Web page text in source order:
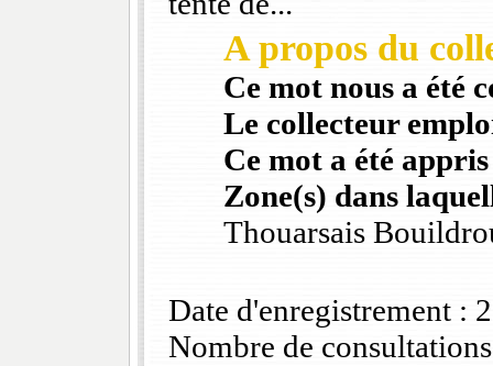
A propos du
Ce mot nous a été
Le collecteur
Ce mot a été
Zone(s) dans
Thouarsais
Date d'enregistrement :
Nombre de